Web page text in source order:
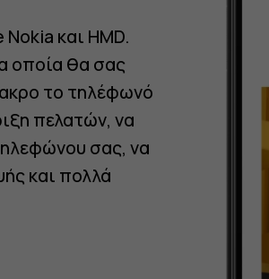
και HMD.
οποία θα σας
το τηλέφωνό
πελατών, να
σας, να
και πολλά